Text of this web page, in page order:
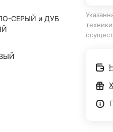
СЕРЫЙ и ДУБ